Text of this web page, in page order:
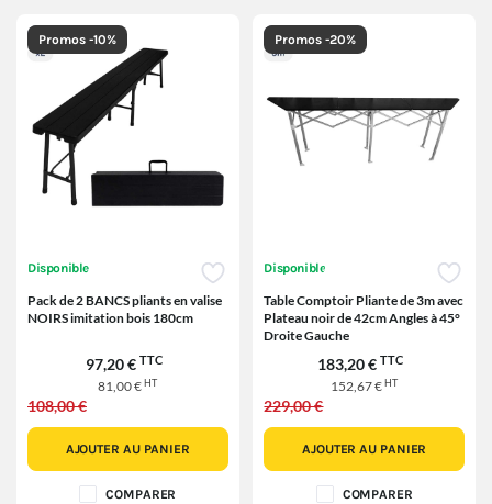
Promos -10%
Disponible
Pack de 2 BANCS pliants en valise
NOIRS imitation bois 180cm
97,20 € TTC
81,00 €HT
108,00 €
AJOUTER AU PANIER
COMPARER
Promos -20%
Disponible
Table Comptoir Pliante de 3m avec
Plateau noir de 42cm Angles à 45°
Droite Gauche
183,20 € TTC
152,67 €HT
229,00 €
AJOUTER AU PANIER
COMPARER